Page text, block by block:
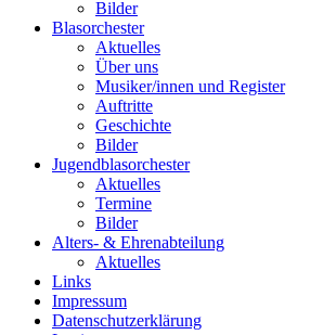
Bilder
Blasorchester
Aktuelles
Über uns
Musiker/innen und Register
Auftritte
Geschichte
Bilder
Jugendblasorchester
Aktuelles
Termine
Bilder
Alters- & Ehrenabteilung
Aktuelles
Links
Impressum
Datenschutzerklärung